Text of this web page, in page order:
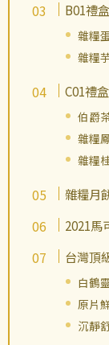
B01禮
雜糧
雜糧
C01禮
伯爵
雜糧
雜糧
雜糧月
2021馬
台灣頂
白鶴
原片
沉靜